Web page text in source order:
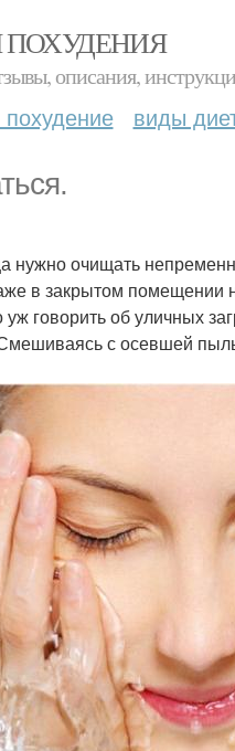
ПОХУДЕНИЯ
описания,
виды
нужно очищать
в закрытом помещении
говорить об уличных
с осевшей